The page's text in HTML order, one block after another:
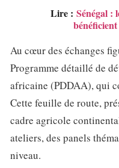
Lire : Sénégal :
Au cœur des échanges
Programme détaillé de
africaine (PDDAA), qui
Cette feuille de route,
cadre agricole
ateliers, des panels
niveau.